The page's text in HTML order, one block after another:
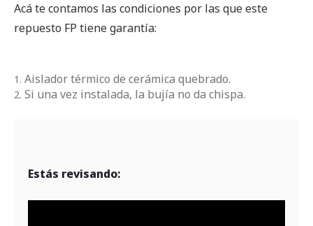
Acá te contamos las condiciones por las que este
repuesto FP tiene garantía:
Aislador térmico de cerámica quebrado.
Si una vez instalada, la bujía no da chispa.
Estás revisando: